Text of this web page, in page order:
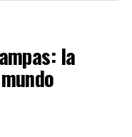
libre. Sólo tenés
MU
la